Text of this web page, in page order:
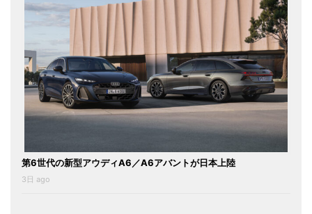
第6世代の新型アウディA6／A6アバントが日本上陸
3日 ago